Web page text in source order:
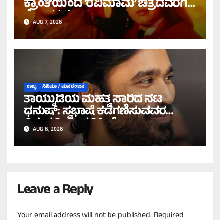
ಕ್ರಾಂತಿ’ಯಿಂದ ‘ರವಿಮಾಮ’ ಚಿತ್ರದವರೆಗಿನ
ರೋಚಕ ಕಹಾನಿ!
AUG 7, 2026
ರಾಜ್ಯ ಸಿನಿಮಾ / ಮನರಂಜನೆ
ತಾಯ್ನುಡಿಯ ಮಹತ್ವ ಸಾರಿದ ನಟ
ಧನುಷ್: ಸ್ವಭಾಷೆ ಕಡೆಗಣಿಸುವವರ
ವಿರುದ್ಧ ತೀಕ್ಷ್ಣ ಪ್ರತಿಕ್ರಿಯೆ!
AUG 6, 2026
Leave a Reply
Your email address will not be published.Required